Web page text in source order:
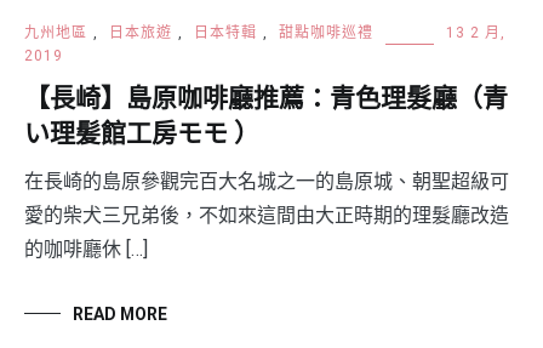
九州地區 , 日本旅遊 , 日本特輯 , 甜點咖啡巡禮
13 2 月,
2019
【長崎】島原咖啡廳推薦：青色理髮廳（青
い理髪館工房モモ ）
在長崎的島原參觀完百大名城之一的島原城、朝聖超級可
愛的柴犬三兄弟後，不如來這間由大正時期的理髮廳改造
的咖啡廳休 […]
READ MORE